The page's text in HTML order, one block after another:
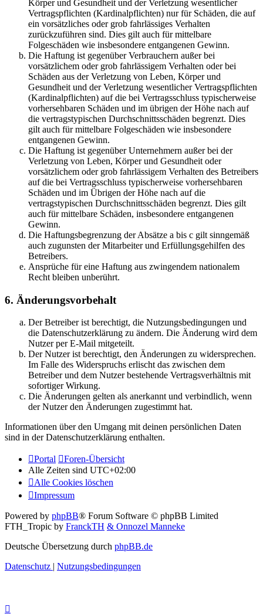
Körper und Gesundheit und der Verletzung wesentlicher
Vertragspflichten (Kardinalpflichten) nur für Schäden, die auf
ein vorsätzliches oder grob fahrlässiges Verhalten
zurückzuführen sind. Dies gilt auch für mittelbare
Folgeschäden wie insbesondere entgangenen Gewinn.
Die Haftung ist gegenüber Verbrauchern außer bei
vorsätzlichem oder grob fahrlässigem Verhalten oder bei
Schäden aus der Verletzung von Leben, Körper und
Gesundheit und der Verletzung wesentlicher Vertragspflichten
(Kardinalpflichten) auf die bei Vertragsschluss typischerweise
vorhersehbaren Schäden und im übrigen der Höhe nach auf
die vertragstypischen Durchschnittsschäden begrenzt. Dies
gilt auch für mittelbare Folgeschäden wie insbesondere
entgangenen Gewinn.
Die Haftung ist gegenüber Unternehmern außer bei der
Verletzung von Leben, Körper und Gesundheit oder
vorsätzlichem oder grob fahrlässigem Verhalten des Betreibers
auf die bei Vertragsschluss typischerweise vorhersehbaren
Schäden und im Übrigen der Höhe nach auf die
vertragstypischen Durchschnittsschäden begrenzt. Dies gilt
auch für mittelbare Schäden, insbesondere entgangenen
Gewinn.
Die Haftungsbegrenzung der Absätze a bis c gilt sinngemäß
auch zugunsten der Mitarbeiter und Erfüllungsgehilfen des
Betreibers.
Ansprüche für eine Haftung aus zwingendem nationalem
Recht bleiben unberührt.
6. Änderungsvorbehalt
Der Betreiber ist berechtigt, die Nutzungsbedingungen und
die Datenschutzerklärung zu ändern. Die Änderung wird dem
Nutzer per E-Mail mitgeteilt.
Der Nutzer ist berechtigt, den Änderungen zu widersprechen.
Im Falle des Widerspruchs erlischt das zwischen dem
Betreiber und dem Nutzer bestehende Vertragsverhältnis mit
sofortiger Wirkung.
Die Änderungen gelten als anerkannt und verbindlich, wenn
der Nutzer den Änderungen zugestimmt hat.
Informationen über den Umgang mit deinen persönlichen Daten
sind in der Datenschutzerklärung enthalten.
Portal
Foren-Übersicht
Alle Zeiten sind UTC+02:00
Alle Cookies löschen
Impressum
Powered by phpBB® Forum Software © phpBB Limited
FTH_Tropic by FranckTH & Onnozel Manneke
Deutsche Übersetzung durch phpBB.de
Datenschutz | Nutzungsbedingungen